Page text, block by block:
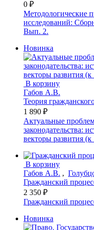
0 ₽
Методологические
исследований:
Вып. 2.
Новинка
В корзину
Габов А.В.
Теория
1 890 ₽
Актуальные
законодательства:
векторы развития
В корзину
Габов А.В. ,
Гражданский
2 350 ₽
Гражданский
Новинка